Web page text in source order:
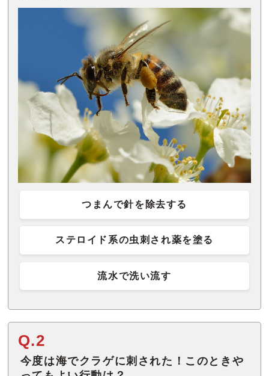
つまんで針を除去する
ステロイド系の虫刺され薬を塗る
流水で洗い流す
Q.2
今度は海でクラゲに刺された！このときや